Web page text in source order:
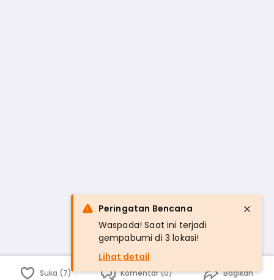
Suka (7) Komentar (0) Bagikan
Peringatan Bencana
Waspada! Saat ini terjadi
gempabumi di 3 lokasi!
Lihat detail